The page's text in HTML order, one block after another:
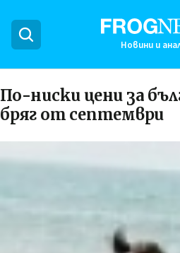
Новини и
По-ниски цени за
бряг от септември